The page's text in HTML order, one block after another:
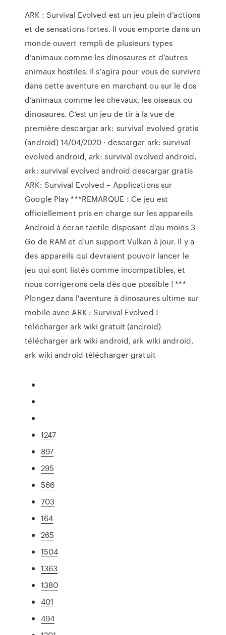
ARK : Survival Evolved est un jeu plein d’actions
et de sensations fortes. Il vous emporte dans un
monde ouvert rempli de plusieurs types
d’animaux comme les dinosaures et d’autres
animaux hostiles. Il s’agira pour vous de survivre
dans cette aventure en marchant ou sur le dos
d’animaux comme les chevaux, les oiseaux ou
dinosaures. C’est un jeu de tir à la vue de
première descargar ark: survival evolved gratis
(android) 14/04/2020 · descargar ark: survival
evolved android, ark: survival evolved android,
ark: survival evolved android descargar gratis
ARK: Survival Evolved – Applications sur
Google Play ***REMARQUE : Ce jeu est
officiellement pris en charge sur les appareils
Android à écran tactile disposant d'au moins 3
Go de RAM et d'un support Vulkan à jour. Il y a
des appareils qui devraient pouvoir lancer le
jeu qui sont listés comme incompatibles, et
nous corrigerons cela dès que possible ! ***
Plongez dans l'aventure à dinosaures ultime sur
mobile avec ARK : Survival Evolved !
télécharger ark wiki gratuit (android)
télécharger ark wiki android, ark wiki android,
ark wiki android télécharger gratuit
1247
897
295
566
703
164
265
1504
1363
1380
401
494